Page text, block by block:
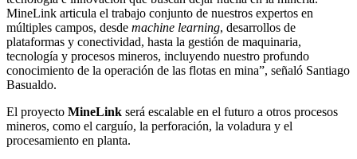
MineLink articula el trabajo conjunto de nuestros expertos en
múltiples campos, desde machine learning, desarrollos de
plataformas y conectividad, hasta la gestión de maquinaria,
tecnología y procesos mineros, incluyendo nuestro profundo
conocimiento de la operación de las flotas en mina”, señaló Santiago
Basualdo.
El proyecto MineLink será escalable en el futuro a otros procesos
mineros, como el carguío, la perforación, la voladura y el
procesamiento en planta.